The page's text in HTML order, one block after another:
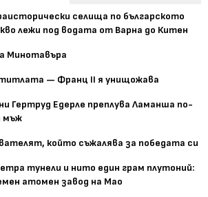
селища по българското
лежи под водата от Варна до Китен
Минотавъра
титлата — Франц II я унищожава
Гертруд Едерле преплува Ламанша по-
мъж
който съжалява за победата си
тунели и нито един грам плутоний:
атомен завод на Мао